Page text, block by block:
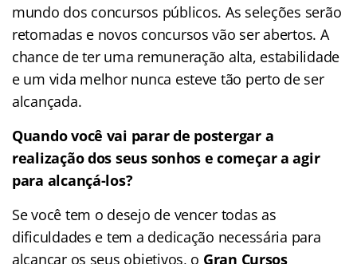
mundo dos concursos públicos. As seleções serão
retomadas e novos concursos vão ser abertos. A
chance de ter uma remuneração alta, estabilidade
e um vida melhor nunca esteve tão perto de ser
alcançada.
Quando você vai parar de postergar a
realização dos seus sonhos e começar a agir
para alcançá-los?
Se você tem o desejo de vencer todas as
dificuldades e tem a dedicação necessária para
alcançar os seus objetivos, o Gran Cursos